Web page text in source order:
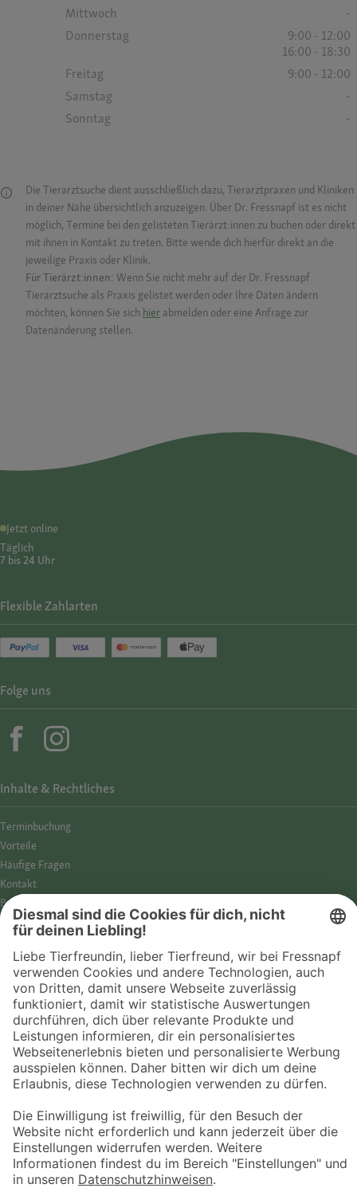
Mittwoch
-
Donnerstag
9:00 - 12:00
16:00 - 18:30
Freitag
9:00 - 12:00
Samstag
-
Sonntag
-
Die Tierarztsuche dient ausschließlich dazu, Tierarztpraxen und Kliniken
in deiner Nähe übersichtlich anzuzeigen. Über Dr. Fressnapf ist es nicht
möglich, Termine bei den gelisteten Tierärzt:innen zu buchen oder direkt
mit ihnen in Kontakt zu treten. Bitte wende dich hierfür direkt an die
jeweilige Praxis oder Klinik.
Für Tierärzt:innen: Wenn Sie nicht mehr auf der Dr. Fressnapf
Tierarztsuche als Praxis gelistet werden oder Ihre Daten ändern
möchten, können Sie sich hier abmelden oder eine Anfrage zur
Datenänderung stellen.
Jetzt online
Täglich
7 bis 24 Uhr
© 2026 Fressnapf Tiernahrungs GmbH
Westpreußenstraße 32-38
47809 Krefeld
Inhalte & Rechtliches
Termin­buchung
Vorteile
Häufige Fragen
Kontakt
Barrierefreiheit
Impressum
Datenschutz­hinweise
Cookies
AGB
Entdecke Fressnapf
Tierversicherung
GPS-Tracker
Fressnapf Salon
Online-Shop
Flexible Zahlarten
Folge uns